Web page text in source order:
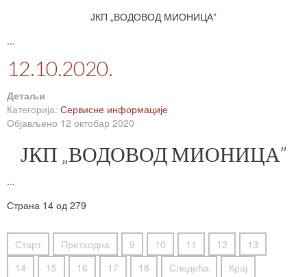
ЈКП „ВОДОВОД МИОНИЦА”
...
12.10.2020.
Детаљи
Категорија: Сервисне информације
Објављено 12 октобар 2020
ЈКП „ВОДОВОД МИОНИЦА”
...
Страна 14 од 279
Старт Претходна 9 10 11 12
13
14
15 16 17 18 Следећа Крај